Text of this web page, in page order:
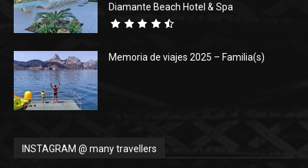
Diamante Beach Hotel & Spa
Memoria de viajes 2025 – Familia(s)
INSTAGRAM @ many travellers